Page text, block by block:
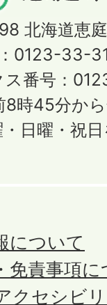
北海道恵
0123-33-
ス番号：
8時45分か
・日曜・祝
について
免責事項
クセシビ